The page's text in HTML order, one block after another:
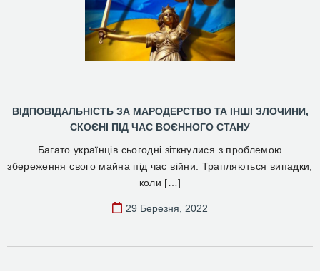
ВІДПОВІДАЛЬНІСТЬ ЗА МАРОДЕРСТВО ТА ІНШІ ЗЛОЧИНИ,
СКОЄНІ ПІД ЧАС ВОЄННОГО СТАНУ
Багато українців сьогодні зіткнулися з проблемою
збереження свого майна під час війни. Трапляються випадки,
коли […]
29 Березня, 2022